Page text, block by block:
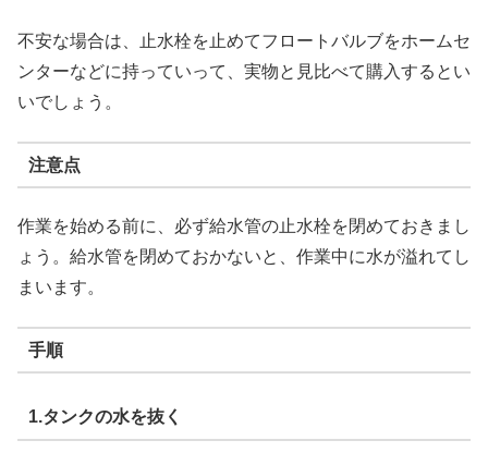
不安な場合は、止水栓を止めてフロートバルブをホームセ
ンターなどに持っていって、実物と見比べて購入するとい
いでしょう。
注意点
作業を始める前に、必ず給水管の止水栓を閉めておきまし
ょう。給水管を閉めておかないと、作業中に水が溢れてし
まいます。
手順
1.タンクの水を抜く